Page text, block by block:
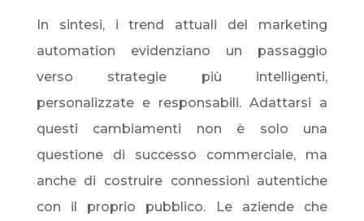
In sintesi, i trend attuali del marketing
automation evidenziano un passaggio
verso strategie più intelligenti,
personalizzate e responsabili. Adattarsi a
questi cambiamenti non è solo una
questione di successo commerciale, ma
anche di costruire connessioni autentiche
con il proprio pubblico. Le aziende che